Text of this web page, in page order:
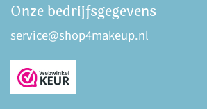
Onze bedrijfsgegevens
service@shop4makeup.nl